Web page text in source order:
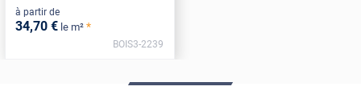
à partir de
34,70 € le m² *
BOIS3-2239